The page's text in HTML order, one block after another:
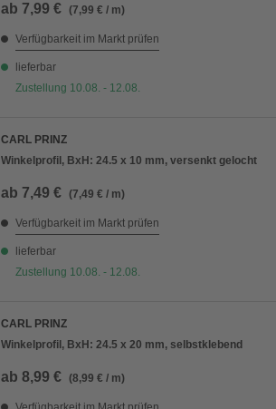
ab 7,99 € (7,99 € / m)
Verfügbarkeit im Markt prüfen
lieferbar
Zustellung 10.08. - 12.08.
CARL PRINZ
Winkelprofil, BxH: 24.5 x 10 mm, versenkt gelocht
ab 7,49 € (7,49 € / m)
Verfügbarkeit im Markt prüfen
lieferbar
Zustellung 10.08. - 12.08.
CARL PRINZ
Winkelprofil, BxH: 24.5 x 20 mm, selbstklebend
ab 8,99 € (8,99 € / m)